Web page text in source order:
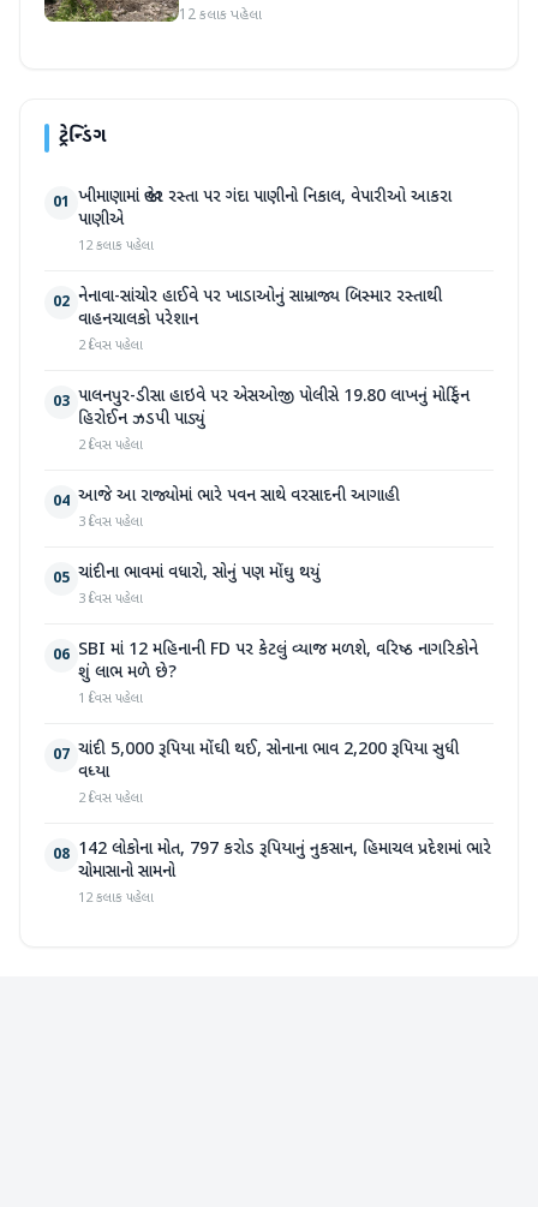
12 કલાક પહેલા
ટ્રેન્ડિંગ
01 ખીમાણામાં જાહેર રસ્તા પર ગંદા પાણીનો નિકાલ, વેપારીઓ આકરા
પાણીએ
12 કલાક પહેલા
02 નેનાવા-સાંચોર હાઈવે પર ખાડાઓનું સામ્રાજ્ય બિસ્માર રસ્તાથી
વાહનચાલકો પરેશાન
2 દિવસ પહેલા
03 પાલનપુર-ડીસા હાઇવે પર એસઓજી પોલીસે 19.80 લાખનું મોર્ફિન
હિરોઈન ઝડપી પાડ્યું
2 દિવસ પહેલા
04 આજે આ રાજ્યોમાં ભારે પવન સાથે વરસાદની આગાહી
3 દિવસ પહેલા
05 ચાંદીના ભાવમાં વધારો, સોનું પણ મોંઘુ થયું
3 દિવસ પહેલા
06 SBI માં 12 મહિનાની FD પર કેટલું વ્યાજ મળશે, વરિષ્ઠ નાગરિકોને
શું લાભ મળે છે?
1 દિવસ પહેલા
07 ચાંદી 5,000 રૂપિયા મોંઘી થઈ, સોનાના ભાવ 2,200 રૂપિયા સુધી
વધ્યા
2 દિવસ પહેલા
08 142 લોકોના મોત, 797 કરોડ રૂપિયાનું નુકસાન, હિમાચલ પ્રદેશમાં ભારે
ચોમાસાનો સામનો
12 કલાક પહેલા